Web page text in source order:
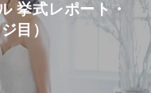
挙式レポート・
目）